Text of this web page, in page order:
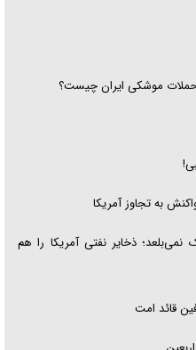
حملات موشکی ایران چیست؟
به تجاوز آمریکا
ذخایر نفتی آمریکا را هم
قائد امت